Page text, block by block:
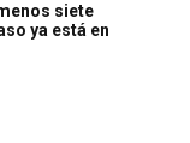
siete
ya está en